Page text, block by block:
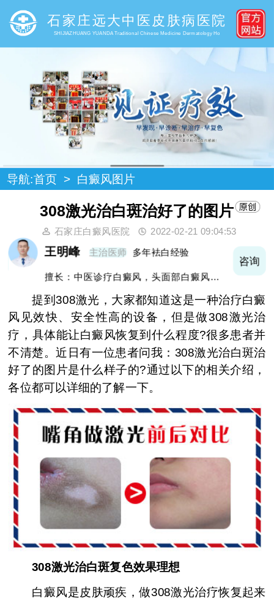
石家庄远大中医皮肤病医院
SHIJIAZHUANG YUANDA Traditional Chinese Medicine Dermatology Ho
导航:首页 > 白癜风图片
308激光治白斑治好了的图片
石家庄白癜风医院 2022-02-21 09:04:53
王明峰 主治医师 多年袪白经验
擅长：中医诊疗白癜风，头面部白癜风，青
咨询
提到308激光，大家都知道这是一种治疗白癜
风见效快、安全性高的设备，但是做308激光治
疗，具体能让白癜风恢复到什么程度?很多患者并
不清楚。近日有一位患者问我：308激光治白斑治
好了的图片是什么样子的?通过以下的相关介绍，
各位都可以详细的了解一下。
308激光治白斑复色效果理想
白癜风是皮肤顽疾，做308激光治疗恢复起来